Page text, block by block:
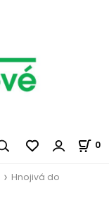
0
Hnojivá do